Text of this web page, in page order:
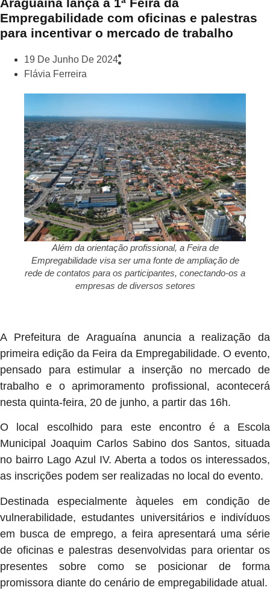
Araguaína lança a 1ª Feira da
Empregabilidade com oficinas e palestras
para incentivar o mercado de trabalho
19 De Junho De 2024
Flávia Ferreira
Além da orientação profissional, a Feira de
Empregabilidade visa ser uma fonte de ampliação de
rede de contatos para os participantes, conectando-os a
empresas de diversos setores
A Prefeitura de Araguaína anuncia a realização da
primeira edição da Feira da Empregabilidade. O evento,
pensado para estimular a inserção no mercado de
trabalho e o aprimoramento profissional, acontecerá
nesta quinta-feira, 20 de junho, a partir das 16h.
O local escolhido para este encontro é a Escola
Municipal Joaquim Carlos Sabino dos Santos, situada
no bairro Lago Azul IV. Aberta a todos os interessados,
as inscrições podem ser realizadas no local do evento.
Destinada especialmente àqueles em condição de
vulnerabilidade, estudantes universitários e indivíduos
em busca de emprego, a feira apresentará uma série
de oficinas e palestras desenvolvidas para orientar os
presentes sobre como se posicionar de forma
promissora diante do cenário de empregabilidade atual.